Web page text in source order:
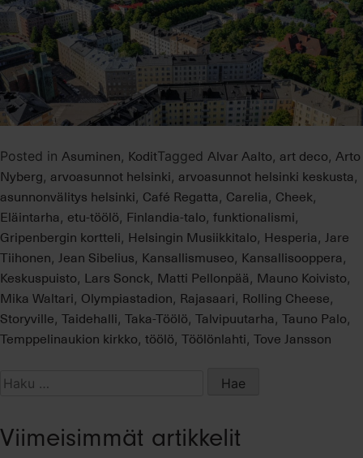
Posted in Asuminen, KoditTagged Alvar Aalto, art deco, Arto
Nyberg, arvoasunnot helsinki, arvoasunnot helsinki keskusta,
asunnonvälitys helsinki, Café Regatta, Carelia, Cheek,
Eläintarha, etu-töölö, Finlandia-talo, funktionalismi,
Gripenbergin kortteli, Helsingin Musiikkitalo, Hesperia, Jare
Tiihonen, Jean Sibelius, Kansallismuseo, Kansallisooppera,
Keskuspuisto, Lars Sonck, Matti Pellonpää, Mauno Koivisto,
Mika Waltari, Olympiastadion, Rajasaari, Rolling Cheese,
Storyville, Taidehalli, Taka-Töölö, Talvipuutarha, Tauno Palo,
Temppelinaukion kirkko, töölö, Töölönlahti, Tove Jansson
Haku:
Viimeisimmät artikkelit